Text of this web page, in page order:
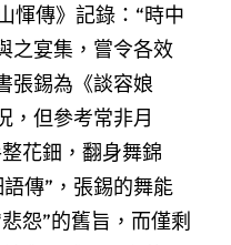
惲傳》記錄：“時中
之宴集，嘗令各效
張錫為《談容娘
，但參考常非月
花鈿，翻身舞錦
傳”，張錫的舞能
怨”的舊旨，而僅剩